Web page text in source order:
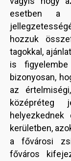
esetben a
hozzuk
tagokkal,
is
bizonyosan,
az
középréteg
kerületben,
a fővárosi
főváros